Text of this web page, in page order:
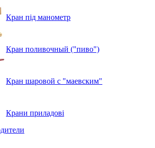
Кран під манометр
Кран поливочный ("пиво")
Кран шаровой с "маевским"
Крани приладові